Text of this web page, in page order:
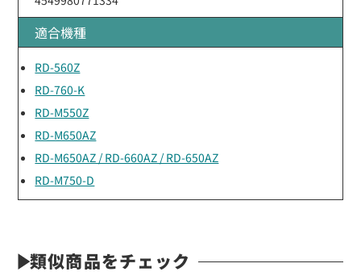
適合機種
RD-560Z
RD-760-K
RD-M550Z
RD-M650AZ
RD-M650AZ / RD-660AZ / RD-650AZ
RD-M750-D
類似商品をチェック